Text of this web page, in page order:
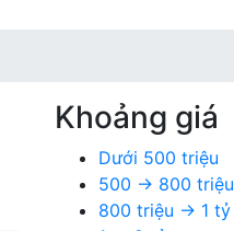
Khoảng giá
Dưới 500 triệu
500 → 800 triệu
800 triệu → 1 tỷ